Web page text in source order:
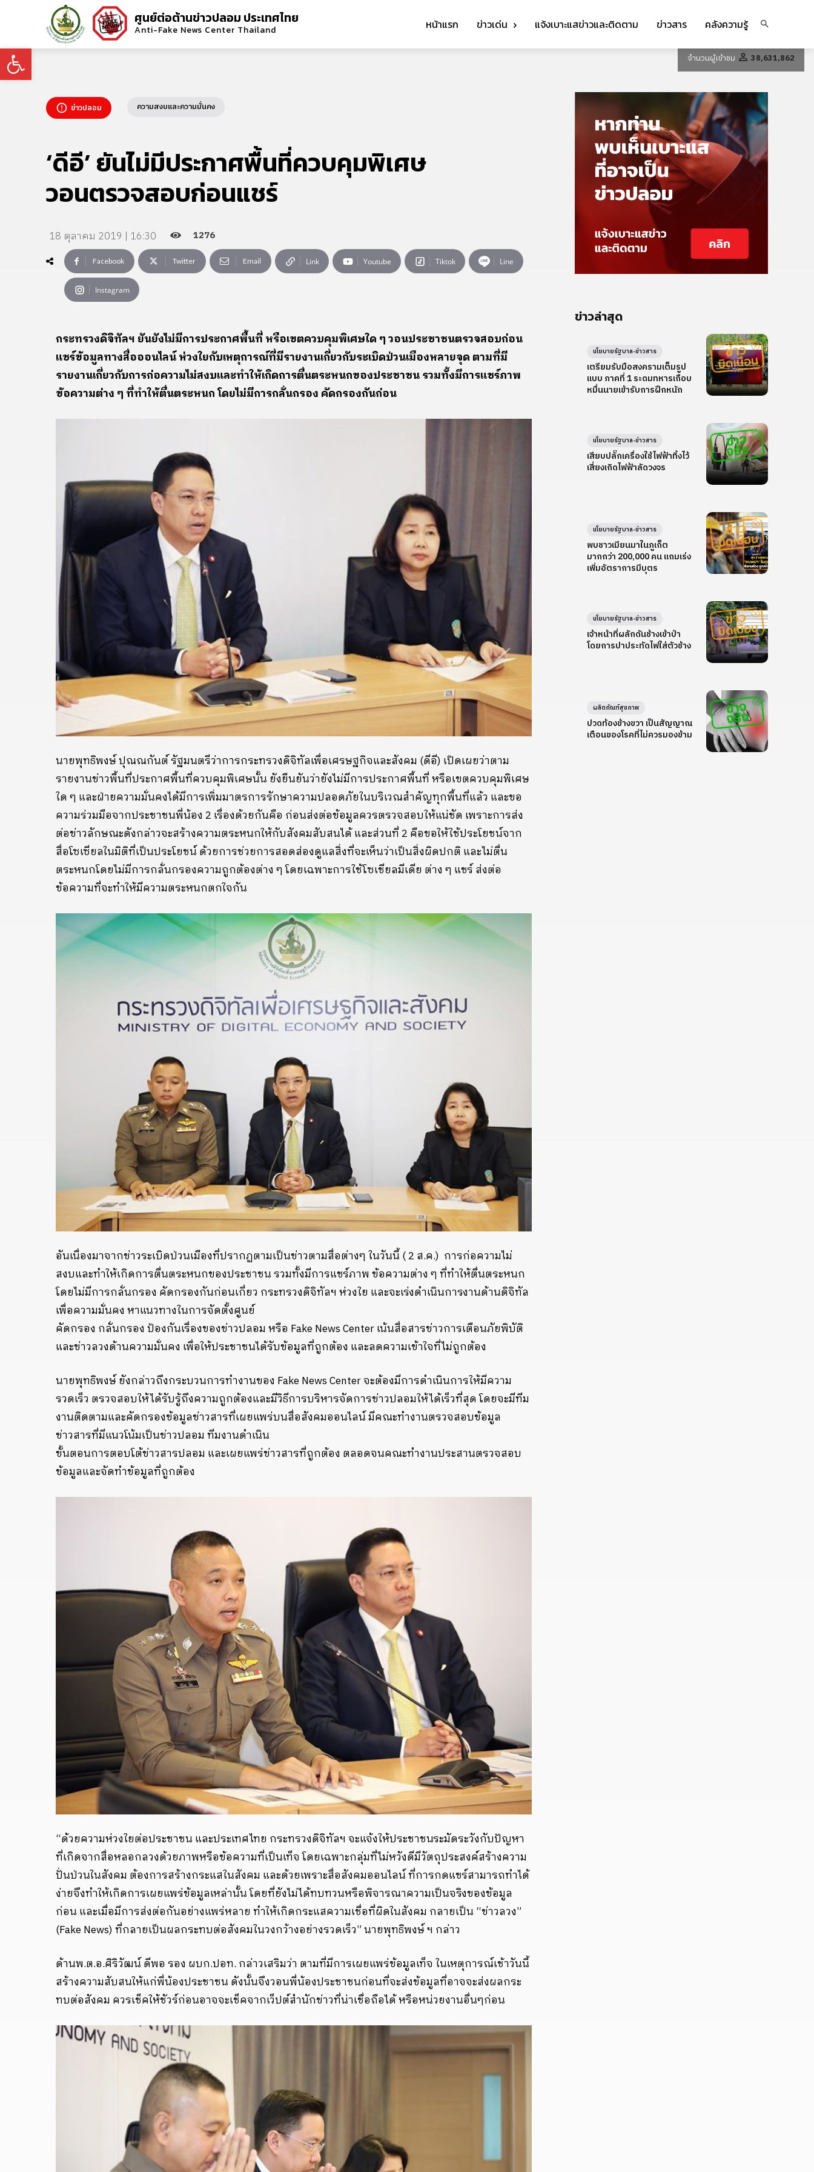
Open toolbar
ศูนย์ต่อต้านข่าวปลอม ประเทศไทย
Anti-Fake News Center Thailand หน้าแรก ข่าวเด่น แจ้งเบาะแสข่าวและติดตาม ข่าวสาร คลังความรู้
จำนวนผู้เข้าชม 38,631,862
ข่าวปลอม ความสงบและความมั่นคง
‘ดีอี’ ยันไม่มีประกาศพื้นที่ควบคุมพิเศษ
วอนตรวจสอบก่อนแชร์
18 ตุลาคม 2019 | 16:30 1276
Facebook Twitter Email Link Youtube Tiktok Line
Instagram
กระทรวงดิจิทัลฯ ยันยังไม่มีการประกาศพื้นที่ หรือเขตควบคุมพิเศษใด ๆ วอนประชาชนตรวจสอบก่อน
แชร์ข้อมูลทางสื่อออนไลน์ ห่วงใยกับเหตุการณ์ที่มีรายงานเกี่ยวกับระเบิดป่วนเมืองหลายจุด ตามที่มี
รายงานเกี่ยวกับการก่อความไม่สงบและทำให้เกิดการตื่นตระหนกของประชาชน รวมทั้งมีการแชร์ภาพ
ข้อความต่าง ๆ ที่ทำให้ตื่นตระหนก โดยไม่มีการกลั่นกรอง คัดกรองกันก่อน
นายพุทธิพงษ์ ปุณณกันต์ รัฐมนตรีว่าการกระทรวงดิจิทัลเพื่อเศรษฐกิจและสังคม (ดีอี) เปิดเผยว่าตาม
รายงานข่าวพื้นที่ประกาศพื้นที่ควบคุมพิเศษนั้น ยังยืนยันว่ายังไม่มีการประกาศพื้นที่ หรือเขตควบคุมพิเศษ
ใด ๆ และฝ่ายความมั่นคงได้มีการเพิ่มมาตรการรักษาความปลอดภัยในบริเวณสำคัญทุกพื้นที่แล้ว และขอ
ความร่วมมือจากประชาชนพี่น้อง 2 เรื่องด้วยกันคือ ก่อนส่งต่อข้อมูลควรตรวจสอบให้แน่ชัด เพราะการส่ง
ต่อข่าวลักษณะดังกล่าวจะสร้างความตระหนกให้กับสังคมสับสนได้ และส่วนที่ 2 คือขอให้ใช้ประโยชน์จาก
สื่อโซเซียลในมิติที่เป็นประโยชน์ ด้วยการช่วยการสอดส่องดูแลสิ่งที่จะเห็นว่าเป็นสิ่งผิดปกติ และไม่ตื่น
ตระหนกโดยไม่มีการกลั่นกรองความถูกต้องต่าง ๆ โดยเฉพาะการใช้โซเชียลมีเดีย ต่าง ๆ แชร์ ส่งต่อ
ข้อความที่จะทำให้มีความตระหนกตกใจกัน
อันเนื่องมาจากข่าวระเบิดป่วนเมืองที่ปรากฏตามเป็นข่าวตามสื่อต่างๆ ในวันนี้ ( 2 ส.ค.) การก่อความไม่
สงบและทำให้เกิดการตื่นตระหนกของประชาชน รวมทั้งมีการแชร์ภาพ ข้อความต่าง ๆ ที่ทำให้ตื่นตระหนก
โดยไม่มีการกลั่นกรอง คัดกรองกันก่อนเกี่ยว กระทรวงดิจิทัลฯ ห่วงใย และจะเร่งดำเนินการงานด้านดิจิทัล
เพื่อความมั่นคง หาแนวทางในการจัดตั้งศูนย์
คัดกรอง กลั่นกรอง ป้องกันเรื่องของข่าวปลอม หรือ Fake News Center เน้นสื่อสารข่าวการเตือนภัยพิบัติ
และข่าวลวงด้านความมั่นคง เพื่อให้ประชาชนได้รับข้อมูลที่ถูกต้อง และลดความเข้าใจที่ไม่ถูกต้อง
นายพุทธิพงษ์ ยังกล่าวถึงกระบวนการทำงานของ Fake News Center จะต้องมีการดำเนินการให้มีความ
รวดเร็ว ตรวจสอบให้ได้รับรู้ถึงความถูกต้องและมีวิธีการบริหารจัดการข่าวปลอมให้ได้เร็วที่สุด โดยจะมีทีม
งานติดตามและคัดกรองข้อมูลข่าวสารที่เผยแพร่บนสื่อสังคมออนไลน์ มีคณะทำงานตรวจสอบข้อมูล
ข่าวสารที่มีแนวโน้มเป็นข่าวปลอม ทีมงานดำเนิน
ขั้นตอนการตอบโต้ข่าวสารปลอม และเผยแพร่ข่าวสารที่ถูกต้อง ตลอดจนคณะทำงานประสานตรวจสอบ
ข้อมูลและจัดทำข้อมูลที่ถูกต้อง
“ด้วยความห่วงใยต่อประชาชน และประเทศไทย กระทรวงดิจิทัลฯ จะแจ้งให้ประชาชนระมัดระวังกับปัญหา
ที่เกิดจากสื่อหลอกลวงด้วยภาพหรือข้อความที่เป็นเท็จ โดยเฉพาะกลุ่มที่ไม่หวังดีมีวัตถุประสงค์สร้างความ
ปั่นป่วนในสังคม ต้องการสร้างกระแสในสังคม และด้วยเพราะสื่อสังคมออนไลน์ ที่การกดแชร์สามารถทำได้
ง่ายจึงทำให้เกิดการเผยแพร่ข้อมูลเหล่านั้น โดยที่ยังไม่ได้ทบทวนหรือพิจารณาความเป็นจริงของข้อมูล
ก่อน และเมื่อมีการส่งต่อกันอย่างแพร่หลาย ทำให้เกิดกระแสความเชื่อที่ผิดในสังคม กลายเป็น “ข่าวลวง”
(Fake News) ที่กลายเป็นผลกระทบต่อสังคมในวงกว้างอย่างรวดเร็ว” นายพุทธิพงษ์ ฯ กล่าว
ด้านพ.ต.อ.ศิริวัฒน์ ดีพอ รอง ผบก.ปอท. กล่าวเสริมว่า ตามที่มีการเผยแพร่ข้อมูลเท็จ ในเหตุการณ์เช้าวันนี้
สร้างความสับสนให้แก่พี่น้องประชาชน ดังนั้นจึงวอนพี่น้องประชาชนก่อนที่จะส่งข้อมูลที่อาจจะส่งผลกระ
ทบต่อสังคม ควรเช็คให้ชัวร์ก่อนอาจจะเช็คจากเว็ปต์สำนักข่าวที่น่าเชื่อถือได้ หรือหน่วยงานอื่นๆก่อน
ข่าวล่าสุด
เตรียมรับมือสงครามเต็มรูป
แบบ ภาคที่ 1 ระดมทหารเกือบ
หมื่นนายเข้ารับการฝึกหนัก
นโยบายรัฐบาล-ข่าวสาร
เสียบปลั๊กเครื่องใช้ไฟฟ้าทิ้งไว้
เสี่ยงเกิดไฟฟ้าลัดวงจร
นโยบายรัฐบาล-ข่าวสาร
พบชาวเมียนมาในภูเก็ต
มากกว่า 200,000 คน แถมเร่ง
เพิ่มอัตราการมีบุตร
นโยบายรัฐบาล-ข่าวสาร
เจ้าหน้าที่ผลักดันช้างเข้าป่า
โดยการปาประทัดไฟใส่ตัวช้าง
นโยบายรัฐบาล-ข่าวสาร
ปวดท้องข้างขวา เป็นสัญญาณ
เตือนของโรคที่ไม่ควรมองข้าม
ผลิตภัณฑ์สุขภาพ